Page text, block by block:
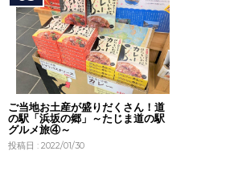
ご当地お土産が盛りだくさん！道
の駅「浜坂の郷」～たじま道の駅
グルメ旅④～
投稿日 : 2022/01/30